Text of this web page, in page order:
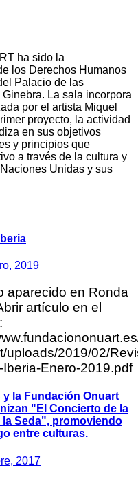
ha sido la
los Derechos Humanos
Palacio de las
La sala incorpora
por el artista Miquel
proyecto, la actividad
en sus objetivos
y principios que
a través de la cultura y
Unidas y sus
2019
aparecido en Ronda
artículo en el
uploads/2019/02/
Iberia-Enero-2019.pdf
y la Fundación Onuart
"El Concierto de la
la Seda", promoviendo
entre culturas.
2017